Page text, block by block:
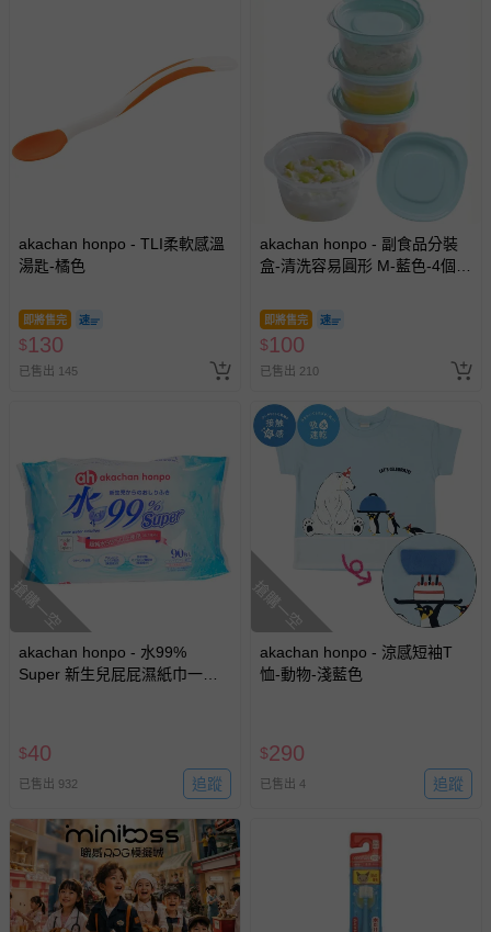
akachan honpo - TLI柔軟感溫
湯匙-橘色
即將售完
$130
已售出 145
akachan honpo - 副食品分裝
盒-清洗容易圓形 M-藍色-4個
即將售完
$100
已售出 210
搶購一空
akachan honpo - 水99%
Super 新生兒屁屁濕紙巾一般
$40
已售出 932 追蹤
搶購一空
akachan honpo - 涼感短袖T
恤-動物-淺藍色
$290
已售出 4 追蹤